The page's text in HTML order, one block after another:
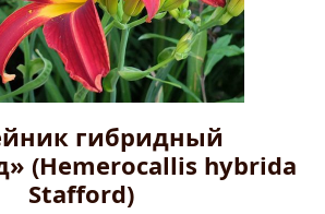
гибридный
(Hemerocallis hybrida
Stafford)